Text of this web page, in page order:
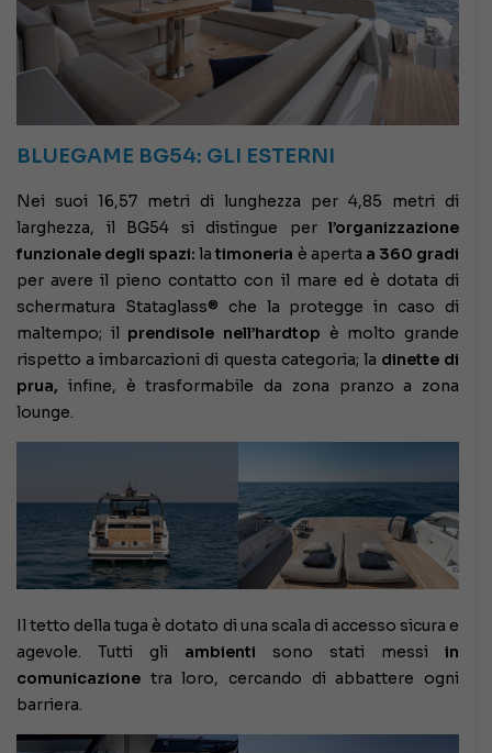
BLUEGAME BG54: GLI ESTERNI
Nei suoi 16,57 metri di lunghezza per 4,85 metri di
larghezza, il BG54 si distingue per l’organizzazione
funzionale degli spazi: latimoneria è aperta a 360 gradi
per avere il pieno contatto con il mare ed è dotata di
schermatura Stataglass® che la protegge in caso di
maltempo; il prendisole nell’hardtop è molto grande
rispetto a imbarcazioni di questa categoria; la dinette di
prua, infine, è trasformabile da zona pranzo a zona
lounge.
Il tetto della tuga è dotato di una scala di accesso sicura e
agevole. Tutti gli ambienti sono stati messi in
comunicazione tra loro, cercando di abbattere ogni
barriera.